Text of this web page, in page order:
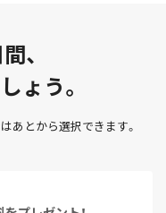
、
ょう。
あとから選択できます。